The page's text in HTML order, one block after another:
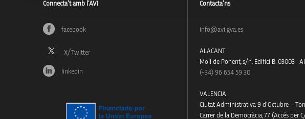
Connecta’t amb l’AVI
facebook
linkedin
Contacta’ns
info@avi.gva.es
ALACANT
Moll de Ponent, s/n. Edifici B. 03003 ·
(+34) 96 654 59 30
VALENCIA
Ciutat Administrativa 9 d’Octubre –
Carrer de la Democràcia, 77 (Accés per